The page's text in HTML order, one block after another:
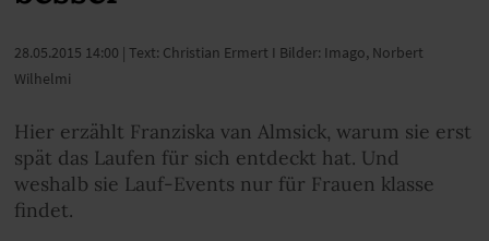
28.05.2015 14:00 | Text: Christian Ermert I Bilder: Imago, Norbert
Wilhelmi
Hier erzählt Franziska van Almsick, warum sie erst
spät das Laufen für sich entdeckt hat. Und
weshalb sie Lauf-Events nur für Frauen klasse
findet.